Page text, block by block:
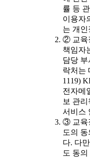
률 등
이용자
는 개
② 교육
책임자
담당 부
락처는
1119)
전자메
보 관
서비스
③ 교육
도의
다. 다
도 동